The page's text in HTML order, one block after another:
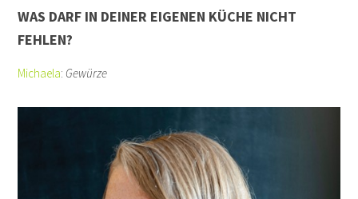
WAS DARF IN DEINER EIGENEN KÜCHE NICHT
FEHLEN?
Michaela: Gewürze